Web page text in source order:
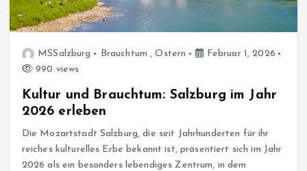
MSSalzburg Brauchtum ,Ostern
Februar 1, 2026
990 views
Kultur und Brauchtum: Salzburg im Jahr
2026 erleben
Die Mozartstadt Salzburg, die seit Jahrhunderten für ihr
reiches kulturelles Erbe bekannt ist, präsentiert sich im Jahr
2026 als ein besonders lebendiges Zentrum, in dem